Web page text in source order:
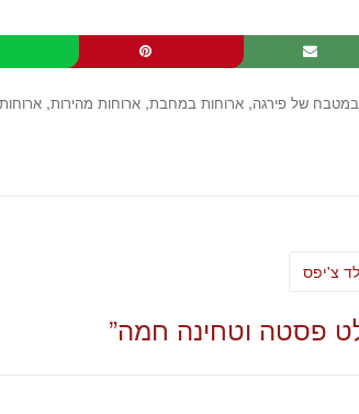
במטבח של פירגה, ארוחות במחבת, ארוחות מהירות,
פסטה וטחינה חמה”